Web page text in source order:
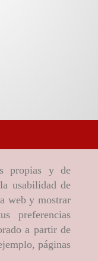
propias y de
usabilidad de
web y mostrar
preferencias
a partir de
páginas